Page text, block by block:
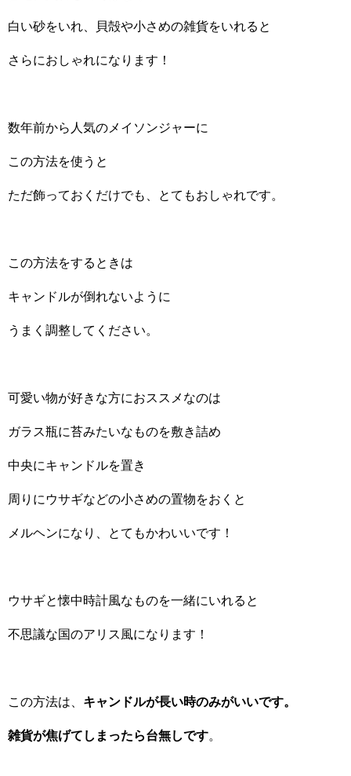
白い砂をいれ、貝殻や小さめの雑貨をいれると
さらにおしゃれになります！
数年前から人気のメイソンジャーに
この方法を使うと
ただ飾っておくだけでも、とてもおしゃれです。
この方法をするときは
キャンドルが倒れないように
うまく調整してください。
可愛い物が好きな方におススメなのは
ガラス瓶に苔みたいなものを敷き詰め
中央にキャンドルを置き
周りにウサギなどの小さめの置物をおくと
メルヘンになり、とてもかわいいです！
ウサギと懐中時計風なものを一緒にいれると
不思議な国のアリス風になります！
この方法は、 キャンドルが長い時のみがいいです。
雑貨が焦げてしまったら台無しです。